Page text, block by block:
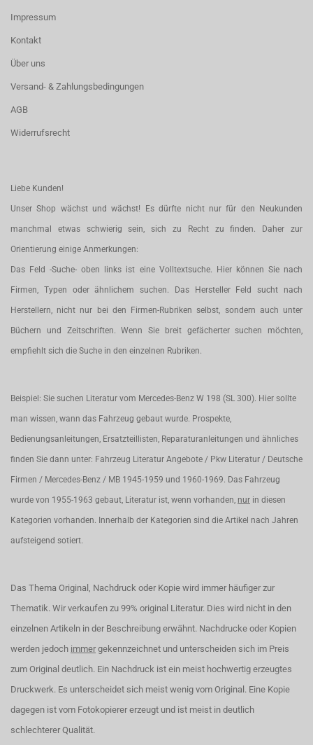
Impressum
Kontakt
Über uns
Versand- & Zahlungsbedingungen
AGB
Widerrufsrecht
Liebe Kunden!
Unser Shop wächst und wächst! Es dürfte nicht nur für den Neukunden
manchmal etwas schwierig sein, sich zu Recht zu finden. Daher zur
Orientierung einige Anmerkungen:
Das Feld -Suche- oben links ist eine Volltextsuche. Hier können Sie nach
Firmen, Typen oder ähnlichem suchen. Das Hersteller Feld sucht nach
Herstellern, nicht nur bei den Firmen-Rubriken selbst, sondern auch unter
Büchern und Zeitschriften. Wenn Sie breit gefächerter suchen möchten,
empfiehlt sich die Suche in den einzelnen Rubriken.
Beispiel: Sie suchen Literatur vom Mercedes-Benz W 198 (SL 300). Hier sollte
man wissen, wann das Fahrzeug gebaut wurde. Prospekte,
Bedienungsanleitungen, Ersatzteillisten, Reparaturanleitungen und ähnliches
finden Sie dann unter: Fahrzeug Literatur Angebote / Pkw Literatur / Deutsche
Firmen / Mercedes-Benz / MB 1945-1959 und 1960-1969. Das Fahrzeug
wurde von 1955-1963 gebaut, Literatur ist, wenn vorhanden, nur in diesen
Kategorien vorhanden. Innerhalb der Kategorien sind die Artikel nach Jahren
aufsteigend sotiert.
Das Thema Original, Nachdruck oder Kopie wird immer häufiger zur
Thematik. Wir verkaufen zu 99% original Literatur. Dies wird nicht in den
einzelnen Artikeln in der Beschreibung erwähnt. Nachdrucke oder Kopien
werden jedoch immer gekennzeichnet und unterscheiden sich im Preis
zum Original deutlich. Ein Nachdruck ist ein meist hochwertig erzeugtes
Druckwerk. Es unterscheidet sich meist wenig vom Original. Eine Kopie
dagegen ist vom Fotokopierer erzeugt und ist meist in deutlich
schlechterer Qualität.